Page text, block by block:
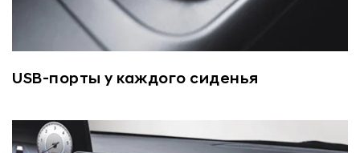
USB-порты у каждого сиденья